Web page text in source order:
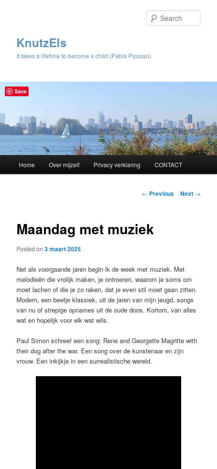
KnutzEls
It takes a lifetime to become a child (Pablo Picasso)
Skip
content
Home Over mijzelf Privacy verklaring CONTACT
Post
← Previous Next →
Maandag met muziek
Posted on3 maart 2025
Net als voorgaande jaren begin ik de week met muziek. Met
melodieën die vrolijk maken, je ontroeren, waarom je soms om
moet lachen of die je zo raken, dat je even stil moet gaan zitten.
Modern, een beetje klassiek, uit de jaren van mijn jeugd, songs
van nu of strepige opnames uit de oude doos. Kortom, van alles
wat en hopelijk voor elk wat wils.
Paul Simon schreef een song: Rene and Georgette Magritte with
their dog after the war. Een song over de kunstenaar en zijn
vrouw. Een inkijkje in een surrealistische wereld.
Save